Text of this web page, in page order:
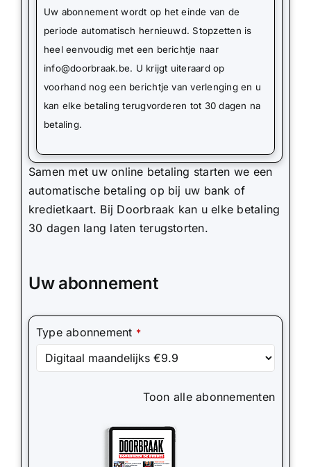
Uw abonnement wordt op het einde van de
periode automatisch hernieuwd. Stopzetten is
heel eenvoudig met een berichtje naar
info@doorbraak.be. U krijgt uiteraard op
voorhand nog een berichtje van verlenging en u
kan elke betaling terugvorderen tot 30 dagen na
betaling.
Samen met uw online betaling starten we een
automatische betaling op bij uw bank of
kredietkaart. Bij Doorbraak kan u elke betaling
30 dagen lang laten terugstorten.
Uw abonnement
Type abonnement *
Toon alle abonnementen